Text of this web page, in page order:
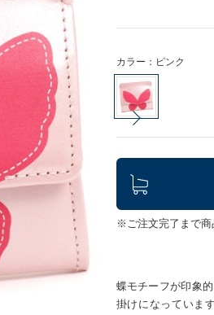
カラー：ピンク
※ご注文完了まで商
蝶モチーフが印象
掛けになっていま